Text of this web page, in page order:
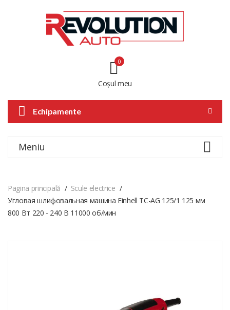
Coșul meu
0
Echipamente
Meniu
Pagina principală
Scule electrice
Угловая шлифовальная машина Einhell TC-AG 125/1 125 мм
800 Вт 220 - 240 В 11000 об/мин